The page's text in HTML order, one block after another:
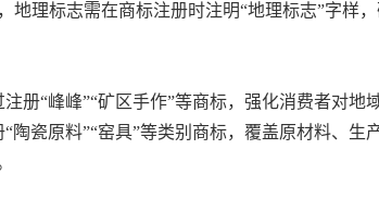
地理标志需在商标注册时注明“地理标志”字样，
注册“峰峰”“矿区手作”等商标，强化消费者对地
“陶瓷原料”“窑具”等类别商标，覆盖原材料、